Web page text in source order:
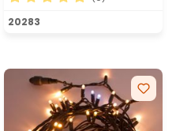
Note moyenne de 5 sur 5
20283